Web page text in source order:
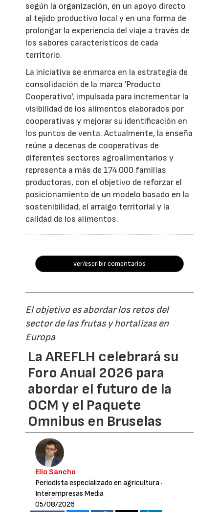
según la organización, en un apoyo directo
al tejido productivo local y en una forma de
prolongar la experiencia del viaje a través de
los sabores característicos de cada
territorio.
La iniciativa se enmarca en la estrategia de
consolidación de la marca 'Producto
Cooperativo', impulsada para incrementar la
visibilidad de los alimentos elaborados por
cooperativas y mejorar su identificación en
los puntos de venta. Actualmente, la enseña
reúne a decenas de cooperativas de
diferentes sectores agroalimentarios y
representa a más de 174.000 familias
productoras, con el objetivo de reforzar el
posicionamiento de un modelo basado en la
sostenibilidad, el arraigo territorial y la
calidad de los alimentos.
ver/escribir comentarios
El objetivo es abordar los retos del
sector de las frutas y hortalizas en
Europa
La AREFLH celebrará su
Foro Anual 2026 para
abordar el futuro de la
OCM y el Paquete
Omnibus en Bruselas
Elio Sancho
Periodista especializado en agricultura·
Interempresas Media
05/08/2026